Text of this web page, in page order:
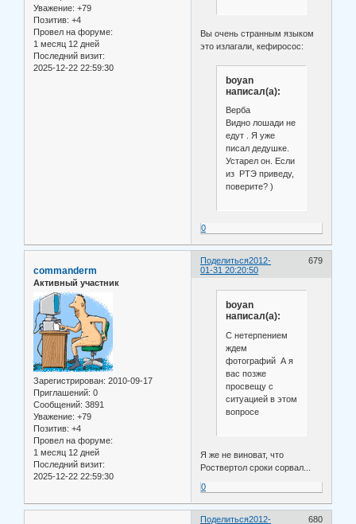
Уважение: +79
Позитив: +4
Провел на форуме:
1 месяц 12 дней
Последний визит:
2025-12-22 22:59:30
Вы очень странным языком
это излагали, кефиросос:
boyan
написал(а):
Верба
Видно лошади не
едут . Я уже
писал дедушке.
Устарел он. Если
из РТЭ приведу,
поверите? )
0
Поделиться 679
2012-
01-31 20:20:50
commanderm
Активный участник
Зарегистрирован: 2010-09-17
Приглашений: 0
Сообщений: 3891
Уважение: +79
Позитив: +4
Провел на форуме:
1 месяц 12 дней
Последний визит:
2025-12-22 22:59:30
boyan
написал(а):
С нетерпением
ждем
фотографий А я
вас позже
просвещу с
ситуацией в этом
вопросе
Я же не виноват, что
Роствертол сроки сорвал...
0
Поделиться 680
2012-